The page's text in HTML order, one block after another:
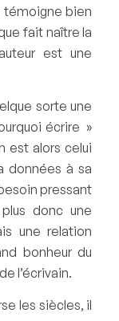
témoigne bien
fait naître la
est une
sorte une
écrire »
est alors celui
données à sa
pressant
donc une
une relation
bonheur du
l’écrivain.
les siècles, il